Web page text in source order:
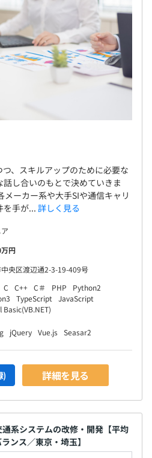
5カ月）Java通信キャリア（携
10カ月）Java通信キャリア
務系
りますが、下記のチーム構成に
まで、フェーズ・担当ごとに分
～製造～テストまでおこなう
どの小規模が多いので3日～10
ません）
、スキルアップのために必要な
し合いのもとで決めていきま
メーカー系や大手SIや通信キャリ
を手が... 詳しく見る
円
央区渡辺通2-3-19-409号
C C++ C＃ PHP
Python2
TypeScript
JavaScript
Basic(VB.NET)
jQuery Vue.js Seasar2
) 詳細を見る
系システムの改修・開発【平均
ンス／東京・埼玉】